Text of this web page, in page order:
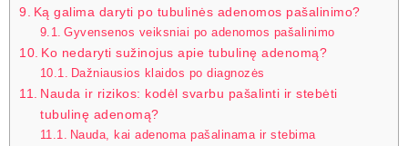
Ką galima daryti po tubulinės adenomos pašalinimo?
Gyvensenos veiksniai po adenomos pašalinimo
Ko nedaryti sužinojus apie tubulinę adenomą?
Dažniausios klaidos po diagnozės
Nauda ir rizikos: kodėl svarbu pašalinti ir stebėti
tubulinę adenomą?
Nauda, kai adenoma pašalinama ir stebima